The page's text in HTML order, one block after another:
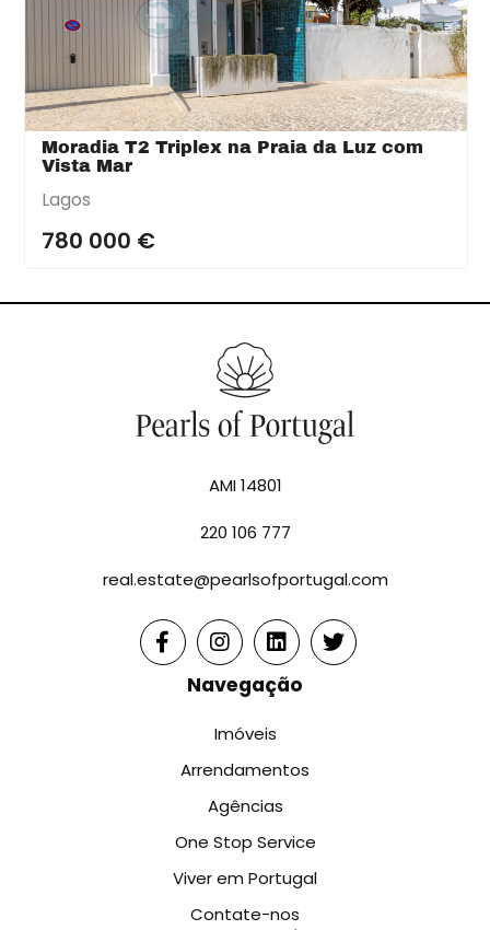
Moradia T2 Triplex na Praia da Luz com
Vista Mar
Lagos
780 000 €
AMI 14801
220 106 777
real.estate@pearlsofportugal.com
Navegação
Imóveis
Arrendamentos
Agências
One Stop Service
Viver em Portugal
Contate-nos